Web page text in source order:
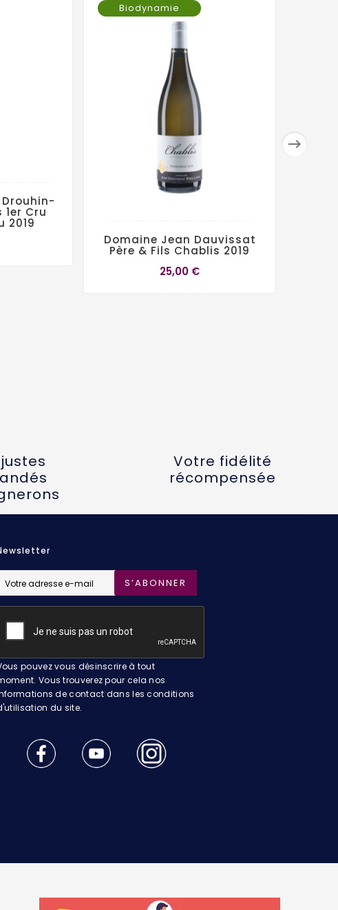

Cru
2019
Biodynamie
Domaine Jean Dauvissat
Père & Fils Chablis 2019
25,00 €
Votre fidélité
récompensée
S’ABONNER
pouvez vous désinscrire à tout
Vous trouverez pour cela nos
de contact dans les conditions
du site.